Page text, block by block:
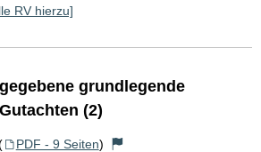
RV hierzu]
grundlegende
(2)
PDF - 9 Seiten)